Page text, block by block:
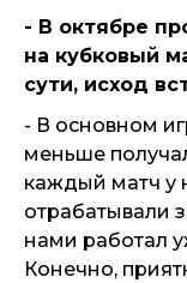
- В октябре
на кубковый
сути, исход
- В основном
меньше
каждый матч у
отрабатывали
нами работал
Конечно,